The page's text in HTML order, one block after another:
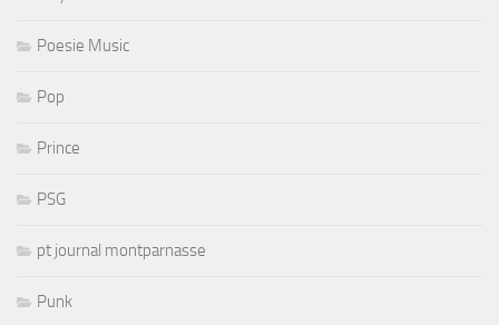
Poesie Music
Pop
Prince
PSG
pt journal montparnasse
Punk